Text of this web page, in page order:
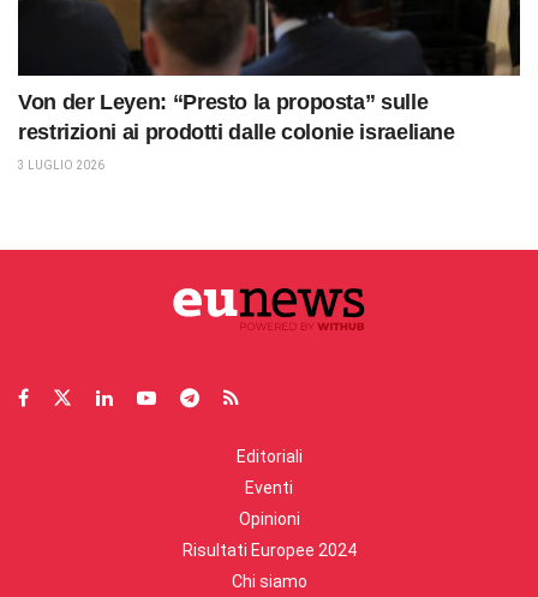
Von der Leyen: “Presto la proposta” sulle
restrizioni ai prodotti dalle colonie israeliane
3 LUGLIO 2026
Editoriali
Eventi
Opinioni
Risultati Europee 2024
Chi siamo